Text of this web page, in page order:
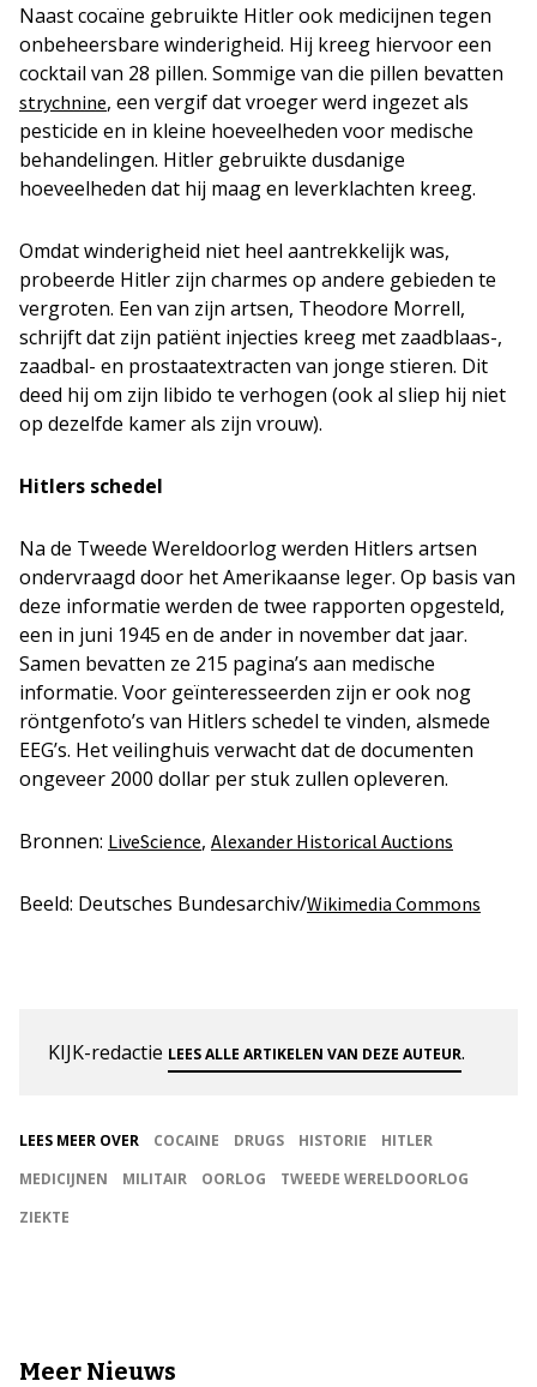
Naast cocaïne gebruikte Hitler ook medicijnen tegen
onbeheersbare winderigheid. Hij kreeg hiervoor een
cocktail van 28 pillen. Sommige van die pillen bevatten
strychnine, een vergif dat vroeger werd ingezet als
pesticide en in kleine hoeveelheden voor medische
behandelingen. Hitler gebruikte dusdanige
hoeveelheden dat hij maag en leverklachten kreeg.
Omdat winderigheid niet heel aantrekkelijk was,
probeerde Hitler zijn charmes op andere gebieden te
vergroten. Een van zijn artsen, Theodore Morrell,
schrijft dat zijn patiënt injecties kreeg met zaadblaas-,
zaadbal- en prostaatextracten van jonge stieren. Dit
deed hij om zijn libido te verhogen (ook al sliep hij niet
op dezelfde kamer als zijn vrouw).
Hitlers schedel
Na de Tweede Wereldoorlog werden Hitlers artsen
ondervraagd door het Amerikaanse leger. Op basis van
deze informatie werden de twee rapporten opgesteld,
een in juni 1945 en de ander in november dat jaar.
Samen bevatten ze 215 pagina’s aan medische
informatie. Voor geïnteresseerden zijn er ook nog
röntgenfoto’s van Hitlers schedel te vinden, alsmede
EEG’s. Het veilinghuis verwacht dat de documenten
ongeveer 2000 dollar per stuk zullen opleveren.
Bronnen: LiveScience, Alexander Historical Auctions
Beeld: Deutsches Bundesarchiv/Wikimedia Commons
KIJK-redactie LEES ALLE ARTIKELEN VAN DEZE AUTEUR.
LEES MEER OVER COCAINE DRUGS HISTORIE
HITLER
MEDICIJNEN
MILITAIR OORLOG
TWEEDE WERELDOORLOG
ZIEKTE
Meer Nieuws